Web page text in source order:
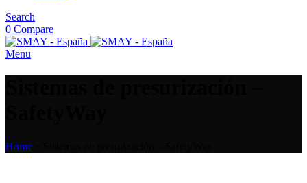
Search
0 Compare
Menu
Home